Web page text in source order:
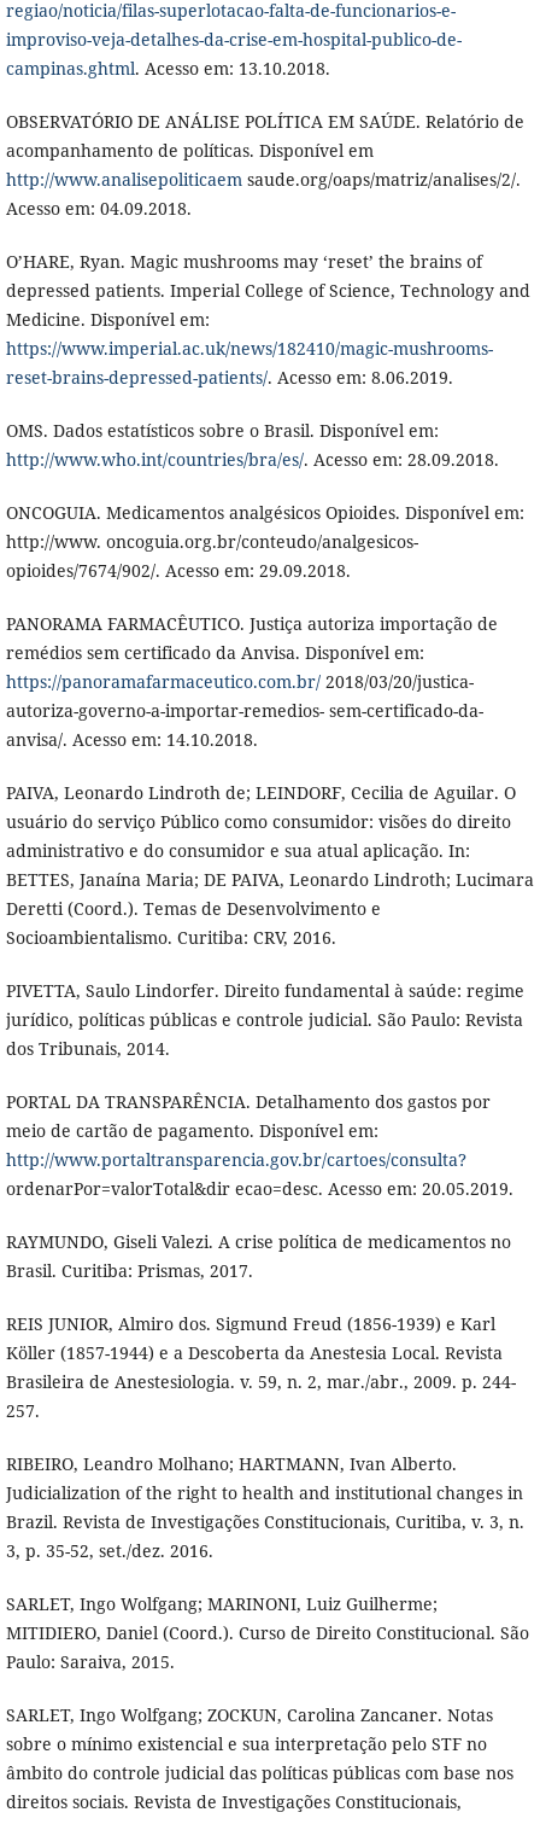
regiao/noticia/filas-superlotacao-falta-de-funcionarios-e-
improviso-veja-detalhes-da-crise-em-hospital-publico-de-
campinas.ghtml. Acesso em: 13.10.2018.
OBSERVATÓRIO DE ANÁLISE POLÍTICA EM SAÚDE. Relatório de
acompanhamento de políticas. Disponível em
http://www.analisepoliticaem saude.org/oaps/matriz/analises/2/.
Acesso em: 04.09.2018.
O’HARE, Ryan. Magic mushrooms may ‘reset’ the brains of
depressed patients. Imperial College of Science, Technology and
Medicine. Disponível em:
https://www.imperial.ac.uk/news/182410/magic-mushrooms-
reset-brains-depressed-patients/. Acesso em: 8.06.2019.
OMS. Dados estatísticos sobre o Brasil. Disponível em:
http://www.who.int/countries/bra/es/. Acesso em: 28.09.2018.
ONCOGUIA. Medicamentos analgésicos Opioides. Disponível em:
http://www. oncoguia.org.br/conteudo/analgesicos-
opioides/7674/902/. Acesso em: 29.09.2018.
PANORAMA FARMACÊUTICO. Justiça autoriza importação de
remédios sem certificado da Anvisa. Disponível em:
https://panoramafarmaceutico.com.br/2018/03/20/justica-
autoriza-governo-a-importar-remedios- sem-certificado-da-
anvisa/. Acesso em: 14.10.2018.
PAIVA, Leonardo Lindroth de; LEINDORF, Cecilia de Aguilar. O
usuário do serviço Público como consumidor: visões do direito
administrativo e do consumidor e sua atual aplicação. In:
BETTES, Janaína Maria; DE PAIVA, Leonardo Lindroth; Lucimara
Deretti (Coord.). Temas de Desenvolvimento e
Socioambientalismo. Curitiba: CRV, 2016.
PIVETTA, Saulo Lindorfer. Direito fundamental à saúde: regime
jurídico, políticas públicas e controle judicial. São Paulo: Revista
dos Tribunais, 2014.
PORTAL DA TRANSPARÊNCIA. Detalhamento dos gastos por
meio de cartão de pagamento. Disponível em:
http://www.portaltransparencia.gov.br/cartoes/consulta?
ordenarPor=valorTotal&dir ecao=desc. Acesso em: 20.05.2019.
RAYMUNDO, Giseli Valezi. A crise política de medicamentos no
Brasil. Curitiba: Prismas, 2017.
REIS JUNIOR, Almiro dos. Sigmund Freud (1856-1939) e Karl
Köller (1857-1944) e a Descoberta da Anestesia Local. Revista
Brasileira de Anestesiologia. v. 59, n. 2, mar./abr., 2009. p. 244-
257.
RIBEIRO, Leandro Molhano; HARTMANN, Ivan Alberto.
Judicialization of the right to health and institutional changes in
Brazil. Revista de Investigações Constitucionais, Curitiba, v. 3, n.
3, p. 35-52, set./dez. 2016.
SARLET, Ingo Wolfgang; MARINONI, Luiz Guilherme;
MITIDIERO, Daniel (Coord.). Curso de Direito Constitucional. São
Paulo: Saraiva, 2015.
SARLET, Ingo Wolfgang; ZOCKUN, Carolina Zancaner. Notas
sobre o mínimo existencial e sua interpretação pelo STF no
âmbito do controle judicial das políticas públicas com base nos
direitos sociais. Revista de Investigações Constitucionais,